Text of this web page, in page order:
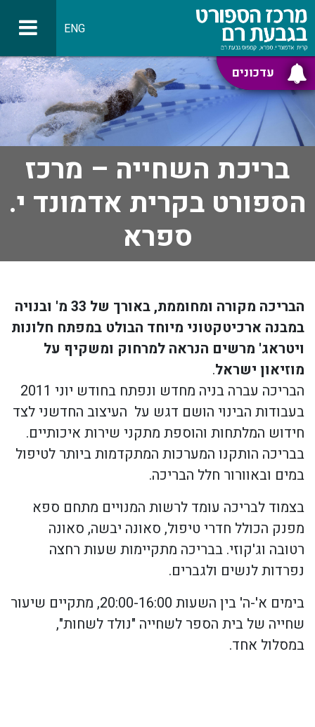
עדכונים
ENG
בריכת השחייה – מרכז
הספורט בקרית אדמונד י.
ספרא
הבריכה מקורה ומחוממת, באורך של 33 מ' ובנויה
במבנה ארכיטקטוני מיוחד הבולט במפתח חלונות
ויטראג' מרשים הנראה למרחוק ומשקיף על
מוזיאון ישראל.
הבריכה עברה בניה מחדש ונפתח בחודש יוני 2011
בעבודות הבינוי הושם דגש על העיצוב החדשני לצד
חידוש המלתחות והוספת מתקני שירות איכותיים.
בבריכה הותקנו המערכות המתקדמות ביותר לטיפול
במים ובאוורור חלל הבריכה.
בצמוד לבריכה עומד לרשות המנויים מתחם ספא
מפנק הכולל חדרי טיפול, סאונה יבשה, סאונה
רטובה וג'קוזי. בבריכה מתקיימות שעות רחצה
נפרדות לנשים ולגברים.
בימים א'-ה' בין השעות 20:00-16:00, מתקיים שיעור
שחייה של בית הספר לשחייה "נולד לשחות",
במסלול אחד.